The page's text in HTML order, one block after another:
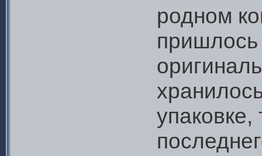
родном
пришлось
упаковке,